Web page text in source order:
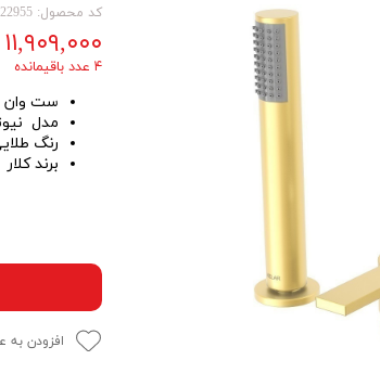
کد محصول: 22955
۱۱,۹۰۹,۰۰۰ تومان
۴ عدد باقیمانده
ست وان
مدل
رنگ
برند کلار
افزودن به